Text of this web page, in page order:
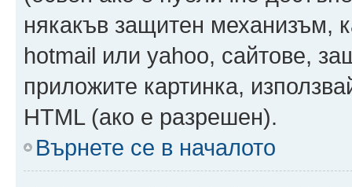
някакъв защитен механизъм,
hotmail или yahoo, сайтове,
приложите картинка,
HTML (ако е разрешен).
Върнете се в началото